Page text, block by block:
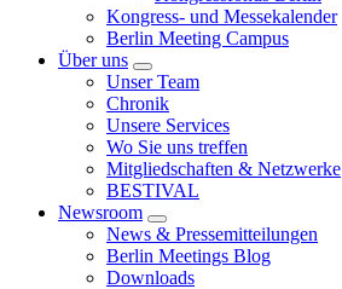
Kongress- und Messekalender
Berlin Meeting Campus
Über uns
Unser Team
Chronik
Unsere Services
Wo Sie uns treffen
Mitgliedschaften & Netzwerke
BESTIVAL
Newsroom
News & Pressemitteilungen
Berlin Meetings Blog
Downloads